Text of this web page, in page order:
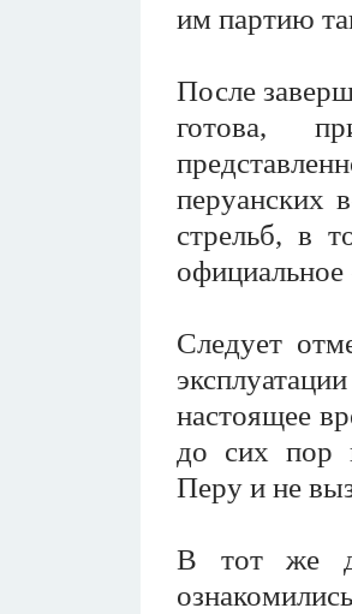
им партию
После
готова,
перуанских
стрельб, в
Следует
настоящее
до сих пор
Перу и не
В тот же